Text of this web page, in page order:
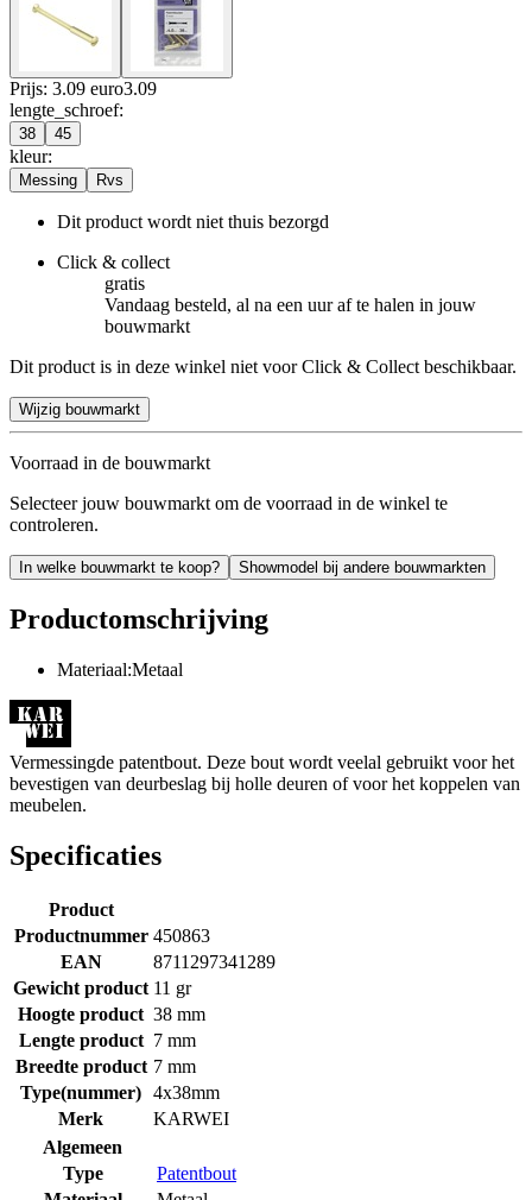
Prijs: 3.09 euro3.09
lengte_schroef:
38 45
kleur:
Messing Rvs
Dit product wordt niet thuis bezorgd
Click & collect
gratis
Vandaag besteld, al na een uur af te halen in jouw
bouwmarkt
Dit product is in deze winkel niet voor Click & Collect beschikbaar.
Wijzig bouwmarkt
Voorraad in de bouwmarkt
Selecteer jouw bouwmarkt om de voorraad in de winkel te
controleren.
In welke bouwmarkt te koop? Showmodel bij andere bouwmarkten
Productomschrijving
Materiaal:Metaal
Vermessingde patentbout. Deze bout wordt veelal gebruikt voor het
bevestigen van deurbeslag bij holle deuren of voor het koppelen van
meubelen.
Specificaties
Product
Productnummer 450863
EAN
8711297341289
Gewicht product 11 gr
Hoogte product 38 mm
Lengte product 7 mm
Breedte product 7 mm
Type(nummer) 4x38mm
Merk
KARWEI
Algemeen
Type
Patentbout